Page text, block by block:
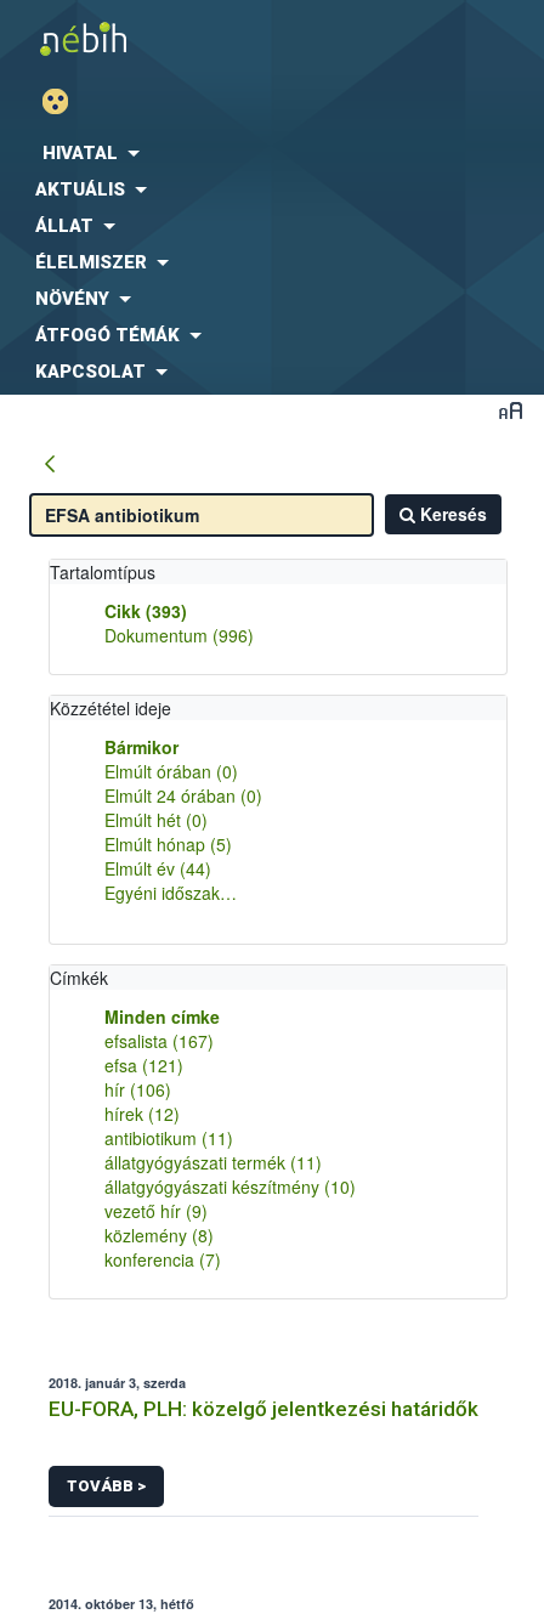
HIVATAL
AKTUÁLIS
ÁLLAT
ÉLELMISZER
NÖVÉNY
ÁTFOGÓ TÉMÁK
KAPCSOLAT
Keresés
Tartalomtípus
Cikk (393)
Dokumentum (996)
Közzététel ideje
Bármikor
Elmúlt órában (0)
Elmúlt 24 órában (0)
Elmúlt hét (0)
Elmúlt hónap (5)
Elmúlt év (44)
Egyéni időszak…
Címkék
Minden címke
efsalista (167)
efsa (121)
hír (106)
hírek (12)
antibiotikum (11)
állatgyógyászati termék (11)
állatgyógyászati készítmény (10)
vezető hír (9)
közlemény (8)
konferencia (7)
2018. január 3, szerda
EU-FORA, PLH: közelgő jelentkezési határidők
TOVÁBB >
2014. október 13, hétfő